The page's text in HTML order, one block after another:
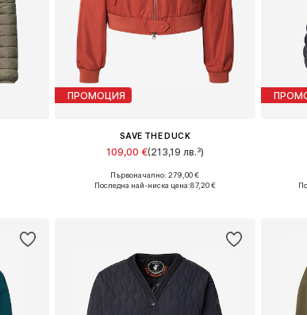
ПРОМОЦИЯ
SAVE THE DUCK
109,00 €(213,19 лв.³)
Налични размери: S, M, L
Първоначално: 279,00 €
Последна най-ниска цена:87,20 €